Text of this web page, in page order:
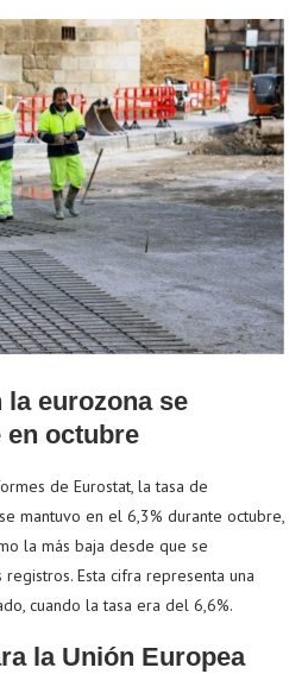
la eurozona se
en octubre
de Eurostat, la tasa de
mantuvo en el 6,3% durante octubre,
la más baja desde que se
Esta cifra representa una
cuando la tasa era del 6,6%.
la Unión Europea